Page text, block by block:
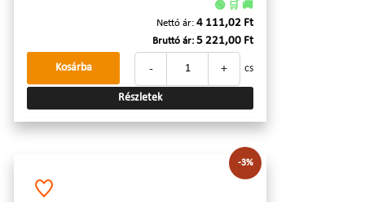
🟢 🛒 🚚
Nettó ár: 4 111,02 Ft
Bruttó ár: 5 221,00 Ft
- + cs
Kosárba
Részletek
-3%